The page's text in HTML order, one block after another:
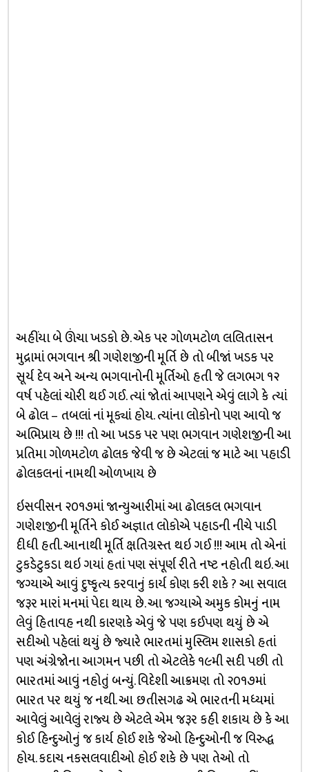
અહીંયા બે ઊંચા ખડકો છે. એક પર ગોળમટોળ લલિતાસન
મુદ્રામાં ભગવાન શ્રી ગણેશજીની મૂર્તિ છે તો બીજાં ખડક પર
સૂર્ય દેવ અને અન્ય ભગવાનોની મૂર્તિઓ હતી જે લગભગ ૧૨
વર્ષ પહેલાં ચોરી થઈ ગઈ. ત્યાં જોતાં આપણને એવું લાગે કે ત્યાં
બે ઢોલ – તબલાં નાં મૂક્યાં હોય. ત્યાંના લોકોનો પણ આવો જ
અભિપ્રાય છે !!! તો આ ખડક પર પણ ભગવાન ગણેશજીની આ
પ્રતિમા ગોળમટોળ ઢોલક જેવી જ છે એટલાં જ માટે આ પહાડી
ઢોલકલનાં નામથી ઓળખાય છે
ઇસવીસન ૨૦૧૭માં જાન્યુઆરીમાં આ ઢોલકલ ભગવાન
ગણેશજીની મૂર્તિને કોઈ અજ્ઞાત લોકોએ પહાડની નીચે પાડી
દીધી હતી. આનાથી મૂર્તિ ક્ષતિગ્રસ્ત થઇ ગઈ !!! આમ તો એનાં
ટુકડેટુકડા થઇ ગયાં હતાં પણ સંપૂર્ણ રીતે નષ્ટ નહોતી થઇ. આ
જગ્યાએ આવું દુષ્કૃત્ય કરવાનું કાર્ય કોણ કરી શકે ? આ સવાલ
જરૂર મારાં મનમાં પેદા થાય છે. આ જગ્યાએ અમુક કોમનું નામ
લેવું હિતાવહ નથી કારણકે એવું જે પણ કઈપણ થયું છે એ
સદીઓ પહેલાં થયું છે જ્યારે ભારતમાં મુસ્લિમ શાસકો હતાં
પણ અંગ્રેજોના આગમન પછી તો એટલેકે ૧૯મી સદી પછી તો
ભારતમાં આવું નહોતું બન્યું. વિદેશી આક્રમણ તો ૨૦૧૭માં
ભારત પર થયું જ નથી. આ છતીસગઢ એ ભારતની મધ્યમાં
આવેલું આવેલું રાજ્ય છે એટલે એમ જરૂર કહી શકાય છે કે આ
કોઈ હિન્દુઓનું જ કાર્ય હોઈ શકે જેઓ હિન્દુઓની જ વિરુદ્ધ
હોય. કદાચ નકસલવાદીઓ હોઈ શકે છે પણ તેઓ તો